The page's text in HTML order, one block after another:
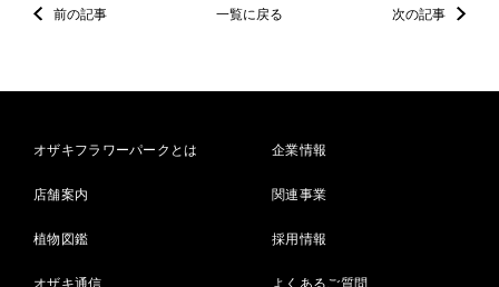
前の記事 一覧に戻る 次の記事
オザキフラワーパークとは
店舗案内
植物図鑑
オザキ通信
企業情報
関連事業
採用情報
よくあるご質問